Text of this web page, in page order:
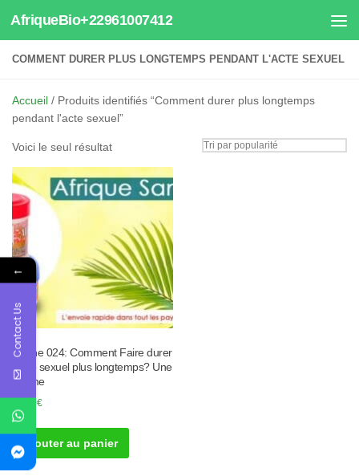
Au dessous du contenu
AfriqueBio+22961007412
COMMENT DURER PLUS LONGTEMPS PENDANT L'ACTE SEXUEL
Accueil / Produits identifiés “Comment durer plus longtemps
pendant l'acte sexuel”
Voici le seul résultat
Tisane 024: Comment Faire durer
l’acte sexuel plus longtemps? Une
Crème
40.00€
Ajouter au panier
←
Contact Us